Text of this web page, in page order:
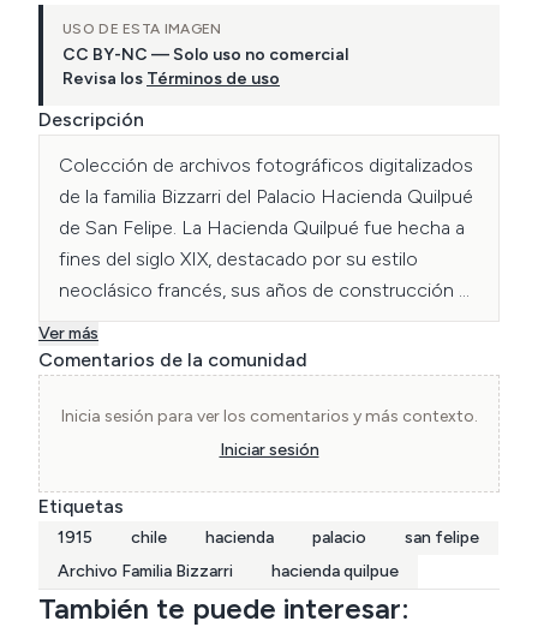
USO DE ESTA IMAGEN
CC BY-NC — Solo uso no comercial
Revisa los Términos de uso
Descripción
Colección de archivos fotográficos digitalizados
de la familia Bizzarri del Palacio Hacienda Quilpué
de San Felipe. La Hacienda Quilpué fue hecha a
fines del siglo XIX, destacado por su estilo
neoclásico francés, sus años de construcción
datan entre los años 1886 y 1914, finalmente en
el año 1985 el terremoto deja graves
consecuencias en la estructura de la Hacienda,
por lo que el propietario del terreno de ese
entonces da la orden de demoler el Palacio, por
se encuentra en ruinas.
Ver más
Comentarios de la comunidad
Inicia sesión para ver los comentarios y más contexto.
Iniciar sesión
Etiquetas
1915 chile hacienda palacio
san felipe
Archivo Familia Bizzarri
hacienda quilpue
También te puede interesar: